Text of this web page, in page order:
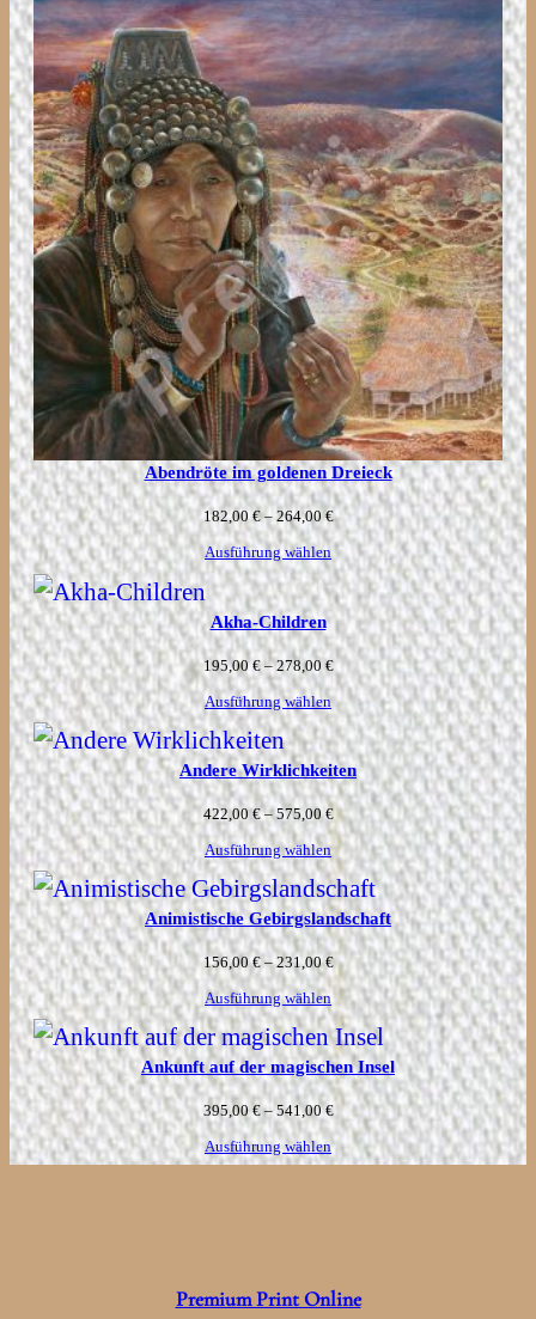
Abendröte im goldenen Dreieck
182,00 € – 264,00€Preisspanne:
182,00 €
bis
264,00 €
Ausführung wählen
Akha-Children
195,00€ –278,00 €Preisspanne:
195,00 €
bis
278,00 €
Ausführung wählen
Andere Wirklichkeiten
422,00€ –575,00€Preisspanne:
422,00 €
bis
575,00 €
Ausführung wählen
Animistische Gebirgslandschaft
156,00€ –231,00€Preisspanne:
156,00 €
bis
231,00 €
Ausführung wählen
Ankunft auf der magischen Insel
395,00€ –541,00€Preisspanne:
395,00 €
Ausführung wählen
Premium Print Online